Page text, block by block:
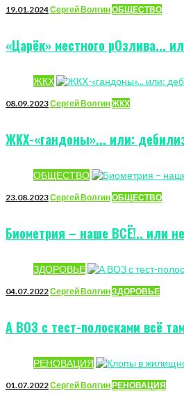
19.01.2024Сергей ВолгинОБЩЕСТВО
«Царёк» местного рОзлива...
ЖКХ
08.09.2023Сергей ВолгинЖКХ
ЖКХ-«гандоны»... или:
ОБЩЕСТВО
23.08.2023Сергей ВолгинОБЩЕСТВО
Биометрия – наше ВСЁ!.. или
ЗДОРОВЬЕ
04.07.2022Сергей ВолгинЗДОРОВЬЕ
А ВОЗ с тест-полосками всё
РЕНОВАЦИЯ
01.07.2022Сергей ВолгинРЕНОВАЦИЯ